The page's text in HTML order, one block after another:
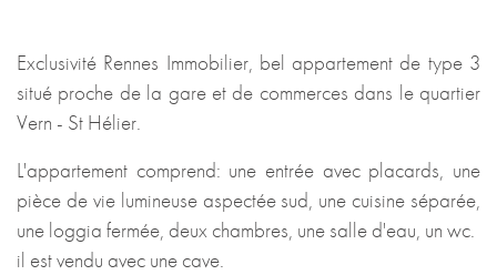
Exclusivité Rennes Immobilier, bel appartement de type 3
situé proche de la gare et de commerces dans le quartier
Vern - St Hélier.
L'appartement comprend: une entrée avec placards, une
pièce de vie lumineuse aspectée sud, une cuisine séparée,
une loggia fermée, deux chambres, une salle d'eau, un wc.
il est vendu avec une cave.